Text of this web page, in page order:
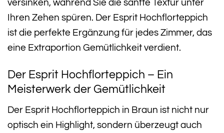
versinken, während Sie die sanfte Textur unter
Ihren Zehen spüren. Der Esprit Hochflorteppich
ist die perfekte Ergänzung für jedes Zimmer, das
eine Extraportion Gemütlichkeit verdient.
Der Esprit Hochflorteppich – Ein
Meisterwerk der Gemütlichkeit
Der Esprit Hochflorteppich in Braun ist nicht nur
optisch ein Highlight, sondern überzeugt auch